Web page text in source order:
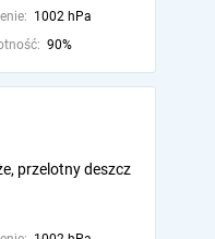
1002 hPa
90%
przelotny deszcz